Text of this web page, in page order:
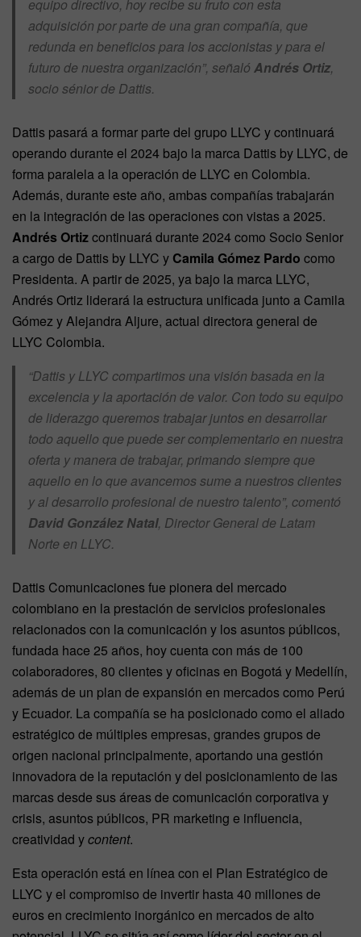
equipo directivo, hoy recibe su fruto con esta
adquisición por parte de una gran compañía, que
redunda en beneﬁcios para los accionistas y para el
futuro de nuestra organización”, señaló Andrés Ortiz,
socio sénior de Dattis.
Dattis pasará a formar parte del grupo LLYC y continuará
operando durante el 2024 bajo la marca Dattis by LLYC, de
forma paralela a la operación de LLYC en Colombia.
Además, durante este año, ambas compañías trabajarán
en la integración de las operaciones con vistas a 2025.
Andrés Ortizcontinuará durante 2024 como Socio Senior
a cargo de Dattis by LLYC y Camila Gómez Pardo como
Presidenta. A partir de 2025, ya bajo la marca LLYC,
Andrés Ortiz liderará la estructura uniﬁcada junto a Camila
Gómez y Alejandra Aljure, actual directora general de
LLYC Colombia.
“Dattis y LLYC compartimos una visión basada en la
excelencia y la aportación de valor. Con todo su equipo
de liderazgo queremos trabajar juntos en desarrollar
todo aquello que puede ser complementario en nuestra
oferta y manera de trabajar, primando siempre que
aquello en lo que avancemos sume a nuestros clientes
y al desarrollo profesional de nuestro talento”, comentó
David González Natal, Director General de Latam
Norte en LLYC.
Dattis Comunicaciones fue pionera del mercado
colombiano en la prestación de servicios profesionales
relacionados con la comunicación y los asuntos públicos,
fundada hace 25 años, hoy cuenta con más de 100
colaboradores, 80 clientes y oﬁcinas en Bogotá y Medellín,
además de un plan de expansión en mercados como Perú
y Ecuador. La compañía se ha posicionado como el aliado
estratégico de múltiples empresas, grandes grupos de
origen nacional principalmente, aportando una gestión
innovadora de la reputación y del posicionamiento de las
marcas desde sus áreas de comunicación corporativa y
crisis, asuntos públicos, PR marketing e inﬂuencia,
creatividad ycontent.
Esta operación está en línea con el Plan Estratégico de
LLYC y el compromiso de invertir hasta 40 millones de
euros en crecimiento inorgánico en mercados de alto